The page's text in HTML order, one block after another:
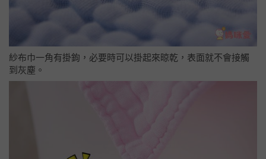
紗布巾一角有掛鉤，必要時可以掛起來晾乾，表面就不會接觸
到灰塵。